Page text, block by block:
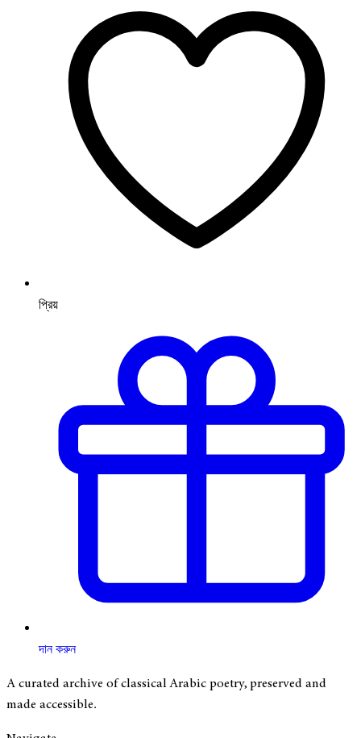
প্রিয়
দান করুন
A curated archive of classical Arabic poetry, preserved and
made accessible.